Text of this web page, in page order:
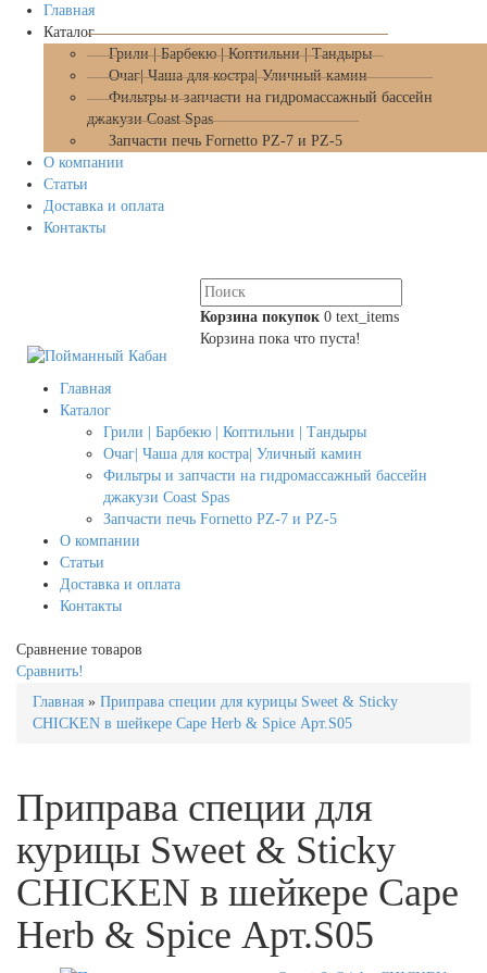
Главная
Каталог
Грили | Барбекю | Коптильни | Тандыры
Очаг| Чаша для костра| Уличный камин
Фильтры и запчасти на гидромассажный бассейн
джакузи Coast Spas
Запчасти печь Fornetto PZ-7 и PZ-5
О компании
Статьи
Доставка и оплата
Контакты
Корзина покупок 0 text_items
Корзина пока что пуста!
Главная
Каталог
Грили | Барбекю | Коптильни | Тандыры
Очаг| Чаша для костра| Уличный камин
Фильтры и запчасти на гидромассажный бассейн
джакузи Coast Spas
Запчасти печь Fornetto PZ-7 и PZ-5
О компании
Статьи
Доставка и оплата
Контакты
Сравнение товаров
Сравнить!
Главная » Приправа специи для курицы Sweet & Sticky
CHICKEN в шейкере Cape Herb & Spice Арт.S05
Приправа специи для
курицы Sweet & Sticky
CHICKEN в шейкере Cape
Herb & Spice Арт.S05